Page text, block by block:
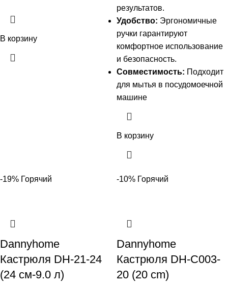
В корзину
результатов.
Удобство: Эргономичные
ручки гарантируют
комфортное использование
и безопасность.
Совместимость: Подходит
для мытья в посудомоечной
машине
В корзину
-19% Горячий
Dannyhome
Кастрюля DH-21-24
(24 см-9.0 л)
-10% Горячий
Dannyhome
Кастрюля DH-C003-
20 (20 cm)